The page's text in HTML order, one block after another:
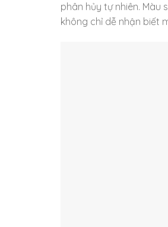
phân hủy tự nhiên. Màu
không chỉ dễ nhận biết